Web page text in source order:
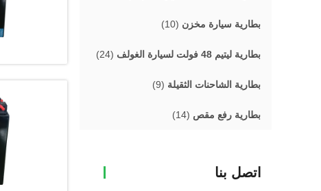
بطارية سيارة مخزن (10)
بطارية ليتيم 48 فولت لسيارة الغولف (24)
بطارية الشاحنات الثقيلة (9)
بطارية رفع مقص (14)
اتصل بنا